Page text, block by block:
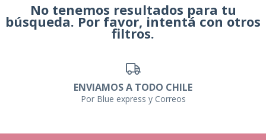
No tenemos resultados para tu
búsqueda. Por favor, intentá con otros
filtros.
ENVIAMOS A TODO CHILE
Por Blue express y Correos